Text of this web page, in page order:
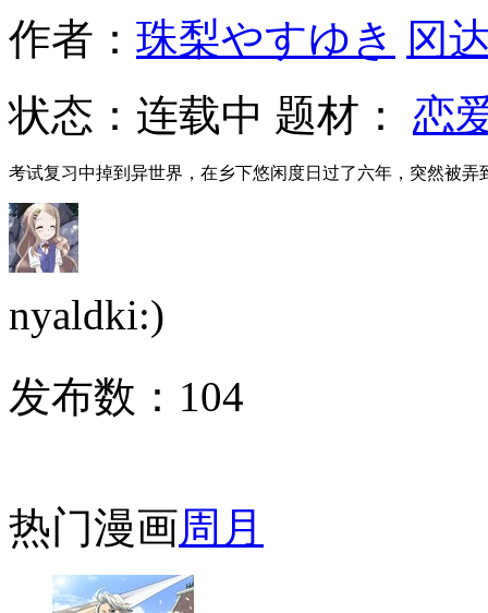
作者： 珠梨やすゆき 冈
状态： 连载中 题材： 恋
考试复习中掉到异世界，在乡下悠闲度日过了六年，突然被
nyaldki:)
发布数： 104
热门漫画周 月